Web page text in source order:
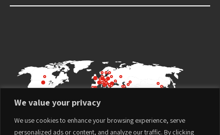
We value your privacy
We use cookies to enhance your browsing experience, serve
personalized ads or content, and analyze our traffic. By clicking